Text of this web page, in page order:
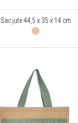
Sac jute 44,5 x 35 x 14 cm